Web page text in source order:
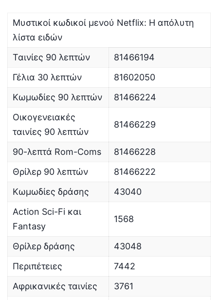
Μυστικοί κωδικοί μενού Netflix: Η απόλυτη
λίστα ειδών
Ταινίες 90 λεπτών
81466194
Γέλια 30 λεπτών
81602050
Κωμωδίες 90 λεπτών
81466224
Οικογενειακές
ταινίες 90 λεπτών
81466229
90-λεπτά Rom-Coms
81466228
Θρίλερ 90 λεπτών
81466222
Κωμωδίες δράσης
43040
Action Sci-Fi και
Fantasy
1568
Θρίλερ δράσης
43048
Περιπέτειες
7442
Αφρικανικές ταινίες
3761